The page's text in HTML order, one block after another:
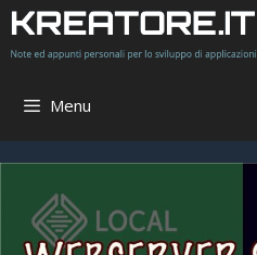
Vai
al
contenuto
Menu